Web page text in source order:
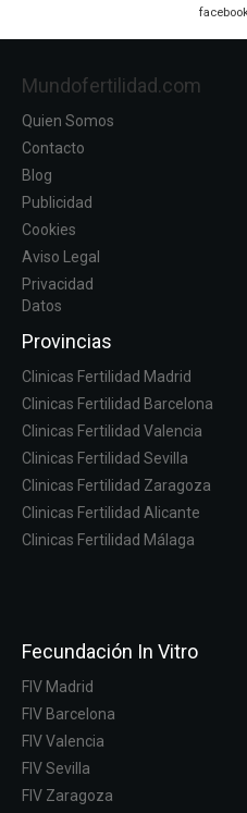
Mundofertilidad.com
Quien Somos
Contacto
Blog
Publicidad
Cookies
Aviso Legal
Privacidad
Datos
Provincias
Clinicas Fertilidad Madrid
Clinicas Fertilidad Barcelona
Clinicas Fertilidad Valencia
Clinicas Fertilidad Sevilla
Clinicas Fertilidad Zaragoza
Clinicas Fertilidad Alicante
Clinicas Fertilidad Málaga
Fecundación In Vitro
FIV Madrid
FIV Barcelona
FIV Valencia
FIV Sevilla
FIV Zaragoza